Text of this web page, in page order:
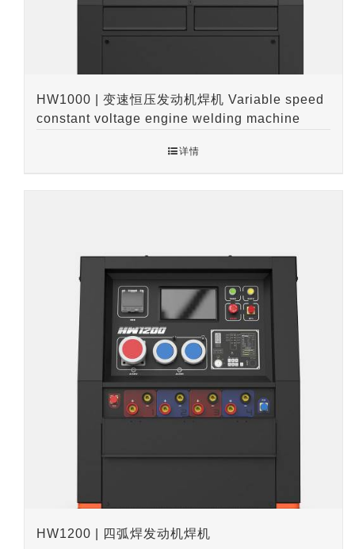
HW1000 | 变速恒压发动机焊机 Variable speed
constant voltage engine welding machine
详情
HW1200 | 四弧焊发动机焊机